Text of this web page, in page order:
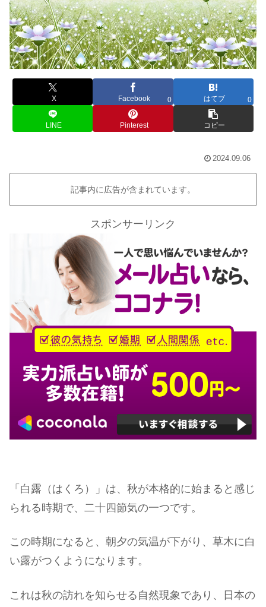
X Facebook 0 はてブ 0
LINE Pinterest コピー
2024.09.06
記事内に広告が含まれています。
スポンサーリンク
「白露（はくろ）」は、秋が本格的に始まると感じ
られる時期で、二十四節気の一つです。
この時期になると、朝夕の気温が下がり、草木に白
い露がつくようになります。
これは秋の訪れを知らせる自然現象であり、日本の